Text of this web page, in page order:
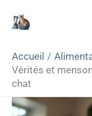
Accueil
Vérités et
chat